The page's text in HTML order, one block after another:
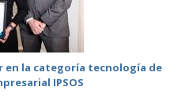
en la categoría tecnología de
IPSOS